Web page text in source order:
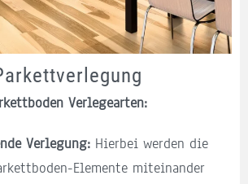
Verlegearten:
Verlegung:Hierbei werden die
Elemente miteinander